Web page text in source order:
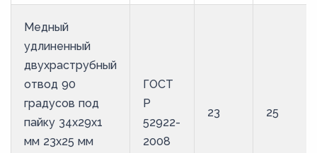
Медный
удлиненный
двухраструбный
отвод 90
градусов под
пайку 34х29х1
мм 23х25 мм
ГОСТ
Р
52922-
2008
23 25